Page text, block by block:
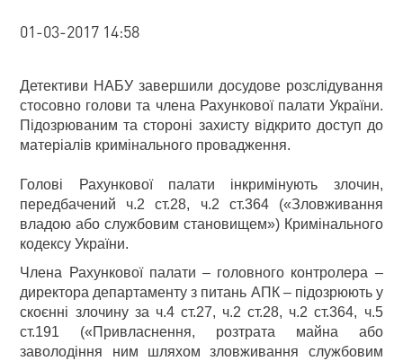
01-03-2017 14:58
Детективи НАБУ завершили досудове розслідування
стосовно голови та члена Рахункової палати України.
Підозрюваним та стороні захисту відкрито доступ до
матеріалів кримінального провадження.
Голові Рахункової палати інкримінують злочин,
передбачений ч.2 ст.28, ч.2 ст.364 («Зловживання
владою або службовим становищем») Кримінального
кодексу України.
Члена Рахункової палати – головного контролера –
директора департаменту з питань АПК – підозрюють у
скоєнні злочину за ч.4 ст.27, ч.2 ст.28, ч.2 ст.364, ч.5
ст.191 («Привласнення, розтрата майна або
заволодіння ним шляхом зловживання службовим